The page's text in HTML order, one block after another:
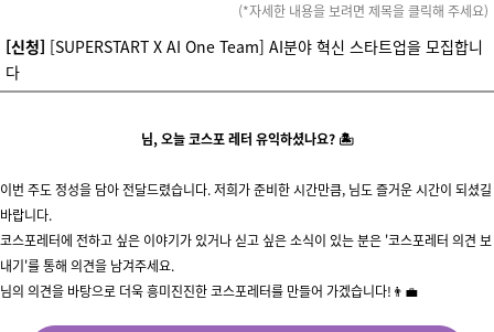
(*자세한 내용을 보려면 제목을 클릭해 주세요)
[신청] [SUPERSTART X AI One Team] AI분야 혁신 스타트업을 모집합니
다
님, 오늘 코스포 레터 유익하셨나요? 🏝
이번 주도 정성을 담아 전달드렸습니다. 저희가 준비한 시간만큼, 님도 즐거운 시간이 되셨길
바랍니다.
코스포레터에 전하고 싶은 이야기가 있거나 싣고 싶은 소식이 있는 분은 '코스포레터 의견 보
내기'를 통해 의견을 남겨주세요.
님의 의견을 바탕으로 더욱 흥미진진한 코스포레터를 만들어 가겠습니다!👨‍💼